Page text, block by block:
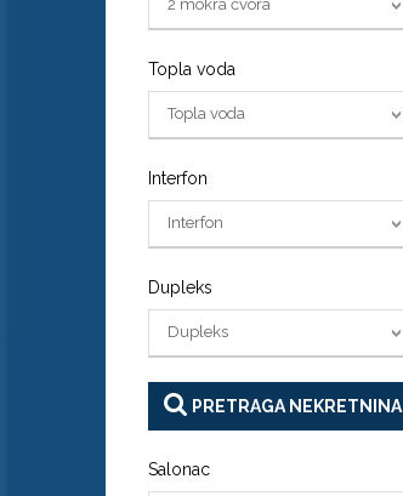
2 mokra čvora
Topla voda
Topla voda
Interfon
Interfon
Dupleks
Dupleks
PRETRAGA NEKRETNINA
Salonac